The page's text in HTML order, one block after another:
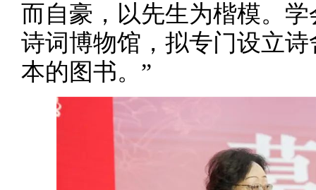
而自豪，以先生为楷模。
诗词博物馆，拟专门设立
本的图书。”